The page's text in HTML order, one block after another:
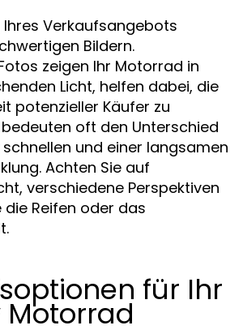
Verkaufsangebots
Bildern.
zeigen Ihr Motorrad in
Licht, helfen dabei, die
potenzieller Käufer zu
oft den Unterschied
und einer langsamen
Achten Sie auf
verschiedene Perspektiven
die Reifen oder das
für Ihr
Motorrad